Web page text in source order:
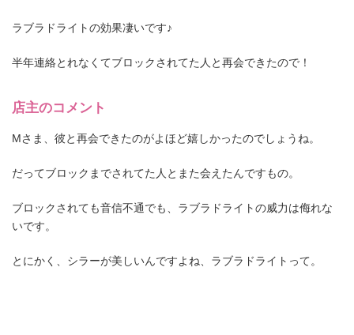
ラブラドライトの効果凄いです♪
半年連絡とれなくてブロックされてた人と再会できたので！
店主のコメント
Mさま、彼と再会できたのがよほど嬉しかったのでしょうね。
だってブロックまでされてた人とまた会えたんですもの。
ブロックされても音信不通でも、ラブラドライトの威力は侮れな
いです。
とにかく、シラーが美しいんですよね、ラブラドライトって。